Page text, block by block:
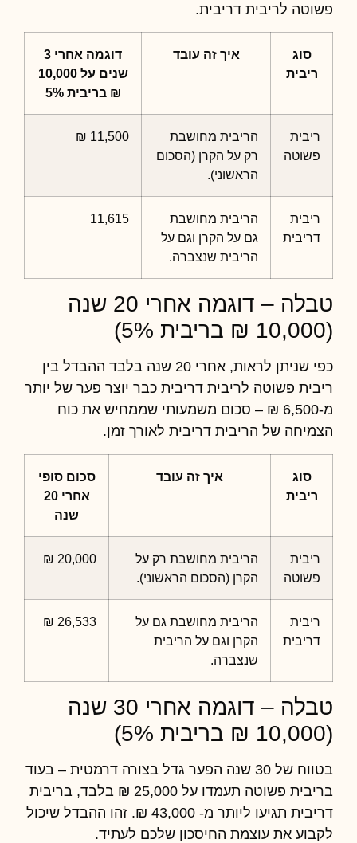
פשוטה לריבית דריבית.
סוג
ריבית
איך זה עובד
דוגמה אחרי 3
שנים על 10,000
₪ בריבית 5%
ריבית
פשוטה
הריבית מחושבת
רק על הקרן (הסכום
הראשוני).
11,500 ₪
ריבית
דריבית
הריבית מחושבת
גם על הקרן וגם על
הריבית שנצברה.
11,615
טבלה – דוגמה אחרי 20 שנה
(10,000 ₪ בריבית 5%)
כפי שניתן לראות, אחרי 20 שנה בלבד ההבדל בין
ריבית פשוטה לריבית דריבית כבר יוצר פער של יותר
מ-6,500 ₪ – סכום משמעותי שממחיש את כוח
הצמיחה של הריבית דריבית לאורך זמן.
סוג
ריבית
איך זה עובד
סכום סופי
אחרי 20
שנה
ריבית
פשוטה
הריבית מחושבת רק על
הקרן (הסכום הראשוני).
20,000 ₪
ריבית
דריבית
הריבית מחושבת גם על
הקרן וגם על הריבית
שנצברה.
26,533 ₪
טבלה – דוגמה אחרי 30 שנה
(10,000 ₪ בריבית 5%)
בטווח של 30 שנה הפער גדל בצורה דרמטית – בעוד
בריבית פשוטה תעמדו על 25,000 ₪ בלבד, בריבית
דריבית תגיעו ליותר מ- 43,000 ₪. זהו ההבדל שיכול
לקבוע את עוצמת החיסכון שלכם לעתיד.